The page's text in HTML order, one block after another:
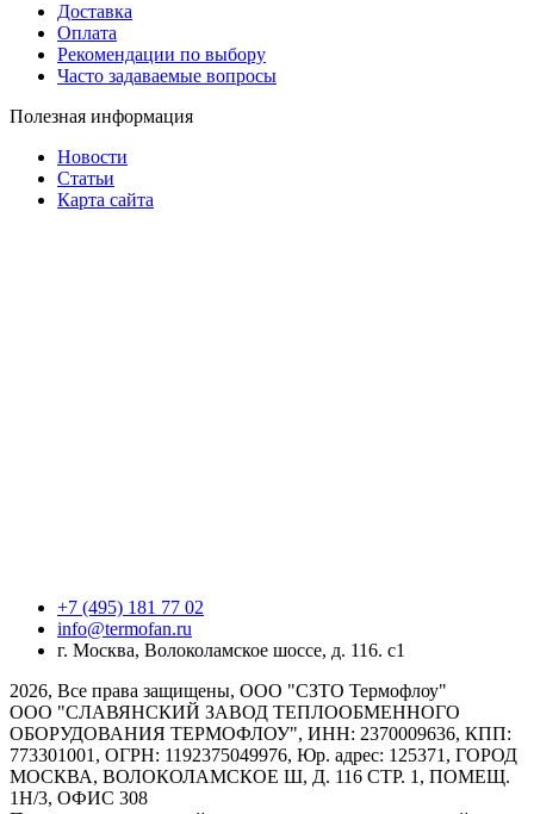
Доставка
Оплата
Рекомендации по выбору
Часто задаваемые вопросы
Полезная информация
Новости
Статьи
Карта сайта
+7 (495) 181 77 02
info@termofan.ru
г. Москва, Волоколамское шоссе, д. 116. с1
2026, Все права защищены, ООО "СЗТО Термофлоу"
ООО "СЛАВЯНСКИЙ ЗАВОД ТЕПЛООБМЕННОГО
ОБОРУДОВАНИЯ ТЕРМОФЛОУ", ИНН: 2370009636, КПП:
773301001, ОГРН: 1192375049976, Юр. адрес: 125371, ГОРОД
МОСКВА, ВОЛОКОЛАМСКОЕ Ш, Д. 116 СТР. 1, ПОМЕЩ.
1Н/3, ОФИС 308